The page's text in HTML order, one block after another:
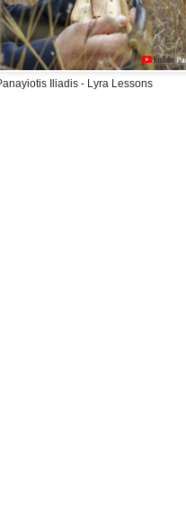
Iliadis - Lyra Lessons